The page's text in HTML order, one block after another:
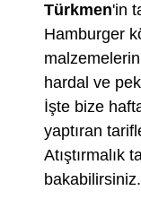
Türkmen'in
Hamburger
malzemelerin
hardal ve
İşte bize
yaptıran
Atıştırmalık